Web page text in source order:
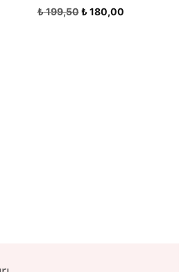
oy aldı
₺199,50 ₺180,00